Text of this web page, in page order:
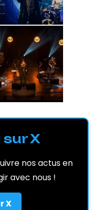
X
nos actus en
avec nous !
X